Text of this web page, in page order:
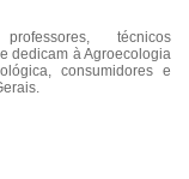
técnicos
dedicam à Agroecologia
consumidores e